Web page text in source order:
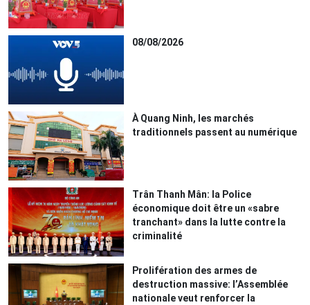
08/08/2026
À Quang Ninh, les marchés
traditionnels passent au numérique
Trân Thanh Mân: la Police
économique doit être un «sabre
tranchant» dans la lutte contre la
criminalité
Prolifération des armes de
destruction massive: l’Assemblée
nationale veut renforcer la